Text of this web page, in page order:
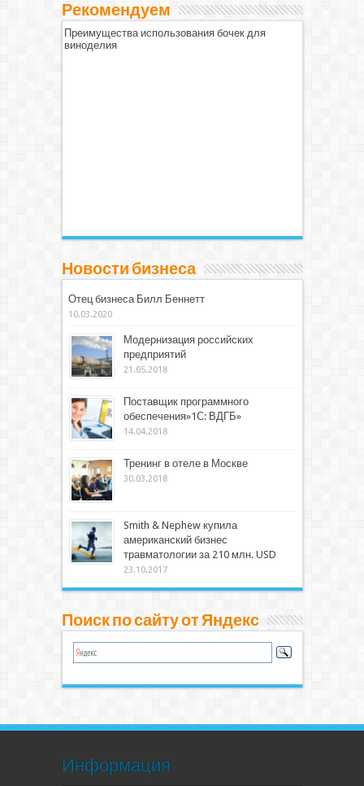
Рекомендуем
Преимущества использования бочек для
виноделия
Новости бизнеса
Отец бизнеса Билл Беннетт
10.03.2020
Модернизация российских
предприятий
21.05.2018
Поставщик программного
обеспечения»1С: ВДГБ»
14.04.2018
Тренинг в отеле в Москве
30.03.2018
Smith & Nephew купила
американский бизнес
травматологии за 210 млн. USD
23.10.2017
Поиск по сайту от Яндекс
Информация